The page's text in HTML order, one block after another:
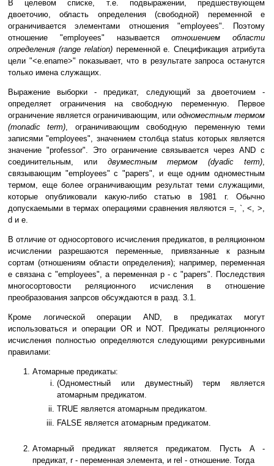
В целевом списке, т.е. подвыражении, предшествующем
двоеточию, область определения (свободной) переменной e
ограничивается элементами отношения "employees". Поэтому
отношение "employees" называетсяотношением области
определения (range relation)переменной e. Спецификация атрибута
цели "<e.ename>" показывает, что в результате запроса останутся
только имена служащих.
Выражение выборки - предикат, следующий за двоеточием -
определяет ограничения на свободную переменную. Первое
ограничение является ограничивающим, или одноместным термом
(monadic term), ограничивающим свободную переменную теми
записями "employees", значением столбца status которых является
значение "professor". Это ограничение связывается через AND с
соединительным, или двуместным термом (dyadic term),
связывающим "employees" с "papers", и еще одним одноместным
термом, еще более ограничивающим результат теми служащими,
которые опубликовали какую-либо статью в 1981 г. Обычно
допускаемыми в термах операциями сравнения являются =, `, <, >,
d и e.
В отличие от односортового исчисления предикатов, в реляционном
исчислении разрешаются переменные, привязанные к разным
сортам (отношениям области определения); например, переменная
e связана с "employees", а переменная p - с "papers". Последствия
многосортовости реляционного исчисления в отношение
преобразования запрсов обсуждаются в разд. 3.1.
Кроме логической операции AND, в предикатах могут
использоваться и операции OR и NOT. Предикаты реляционного
исчисления полностью определяются следующими рекурсивными
правилами:
Атомарные предикаты:
(Одноместный или двуместный) терм является
атомарным предикатом.
TRUE является атомарным предикатом.
FALSE является атомарным предикатом.
Атомарный предикат является предикатом. Пусть A -
предикат, r - переменная элемента, и rel - отношение. Тогда